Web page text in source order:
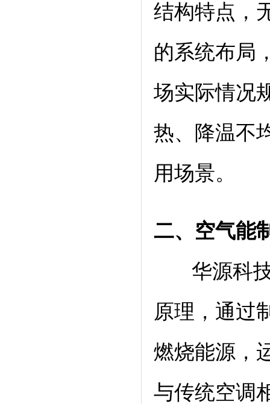
结构特点，
的系统布局
场实际情况
热、降温不
用场景。
二、空气能
华源科技
原理，通过
燃烧能源，
与传统空调